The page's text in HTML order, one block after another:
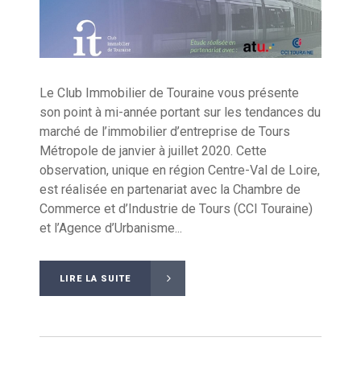
Le Club Immobilier de Touraine vous présente
son point à mi-année portant sur les tendances du
marché de l’immobilier d’entreprise de Tours
Métropole de janvier à juillet 2020. Cette
observation, unique en région Centre-Val de Loire,
est réalisée en partenariat avec la Chambre de
Commerce et d’Industrie de Tours (CCI Touraine)
et l’Agence d’Urbanisme...
LIRE LA SUITE